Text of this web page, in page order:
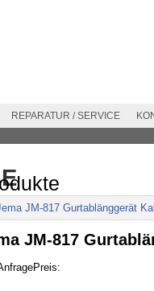
REPARATUR / SERVICE
JM-817
Preis: